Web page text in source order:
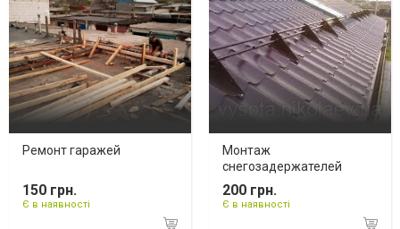
Ремонт гаражей
150 грн.
Є в наявності
Монтаж
снегозадержателей
200 грн.
Є в наявності